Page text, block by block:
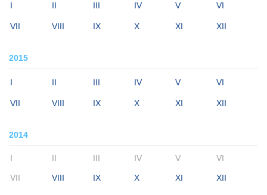
I II III IV V VI
VII VIII IX X XI XII
2015
I II III IV V VI
VII VIII IX X XI XII
2014
I II III IV V VI
VII VIII IX X XI XII